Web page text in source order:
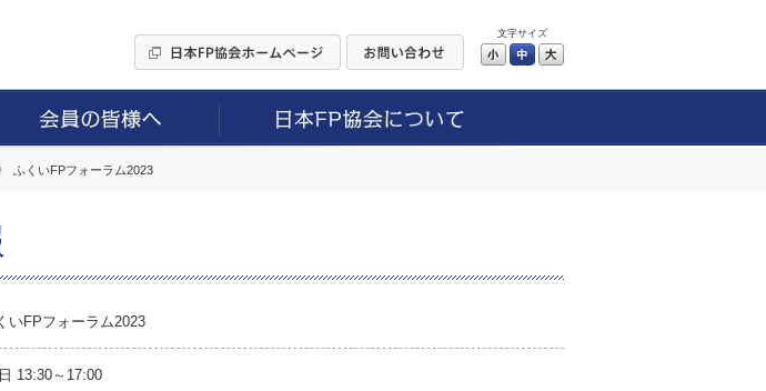
文字サイズ
小 中
ふくいFPフォーラム2023
FPフォーラム2023
13:30～17:00